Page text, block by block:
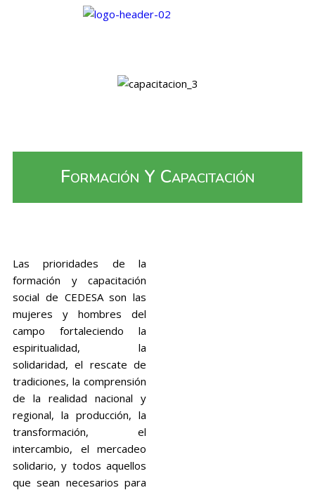
Formación Y Capacitación
Las prioridades de la
formación y capacitación
social de CEDESA son las
mujeres y hombres del
campo fortaleciendo la
espiritualidad, la
solidaridad, el rescate de
tradiciones, la comprensión
de la realidad nacional y
regional, la producción, la
transformación, el
intercambio, el mercadeo
solidario, y todos aquellos
que sean necesarios para